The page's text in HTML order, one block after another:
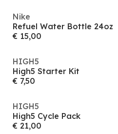
Nike
Refuel Water Bottle 24oz
€ 15,00
HIGH5
High5 Starter Kit
€ 7,50
HIGH5
High5 Cycle Pack
€ 21,00